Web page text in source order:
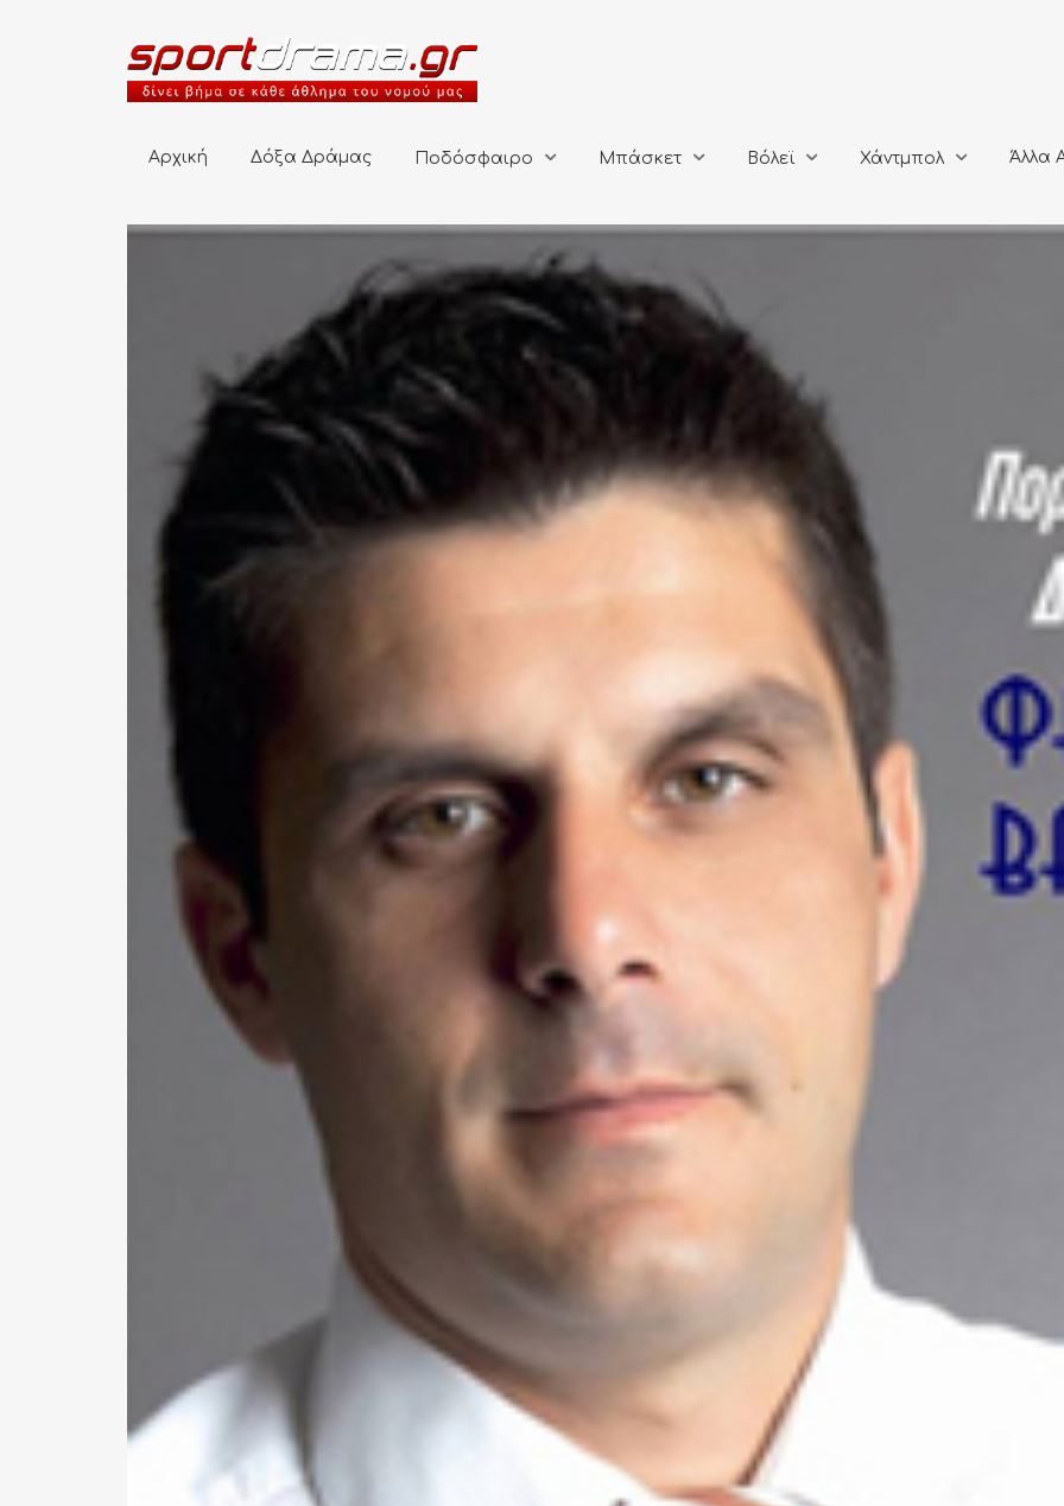
Αρχική Δόξα Δράμας Ποδόσφαιρο Μπάσκετ Βόλεϊ Χάντμπολ Άλλα